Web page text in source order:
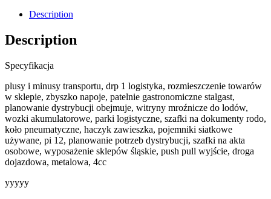
Description
Description
Specyfikacja
plusy i minusy transportu, drp 1 logistyka, rozmieszczenie towarów
w sklepie, zbyszko napoje, patelnie gastronomiczne stalgast,
planowanie dystrybucji obejmuje, witryny mroźnicze do lodów,
wozki akumulatorowe, parki logistyczne, szafki na dokumenty rodo,
koło pneumatyczne, haczyk zawieszka, pojemniki siatkowe
używane, pi 12, planowanie potrzeb dystrybucji, szafki na akta
osobowe, wyposażenie sklepów śląskie, push pull wyjście, droga
dojazdowa, metalowa, 4cc
yyyyy